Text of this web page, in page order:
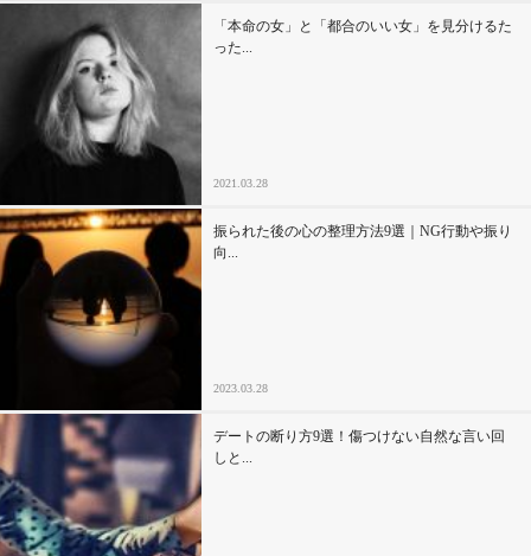
「本命の女」と「都合のいい女」を見分けるた
った...
2021.03.28
振られた後の心の整理方法9選｜NG行動や振り
向...
2023.03.28
デートの断り方9選！傷つけない自然な言い回
しと...